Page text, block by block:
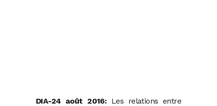
DIA-24 août 2016: Les relations entre